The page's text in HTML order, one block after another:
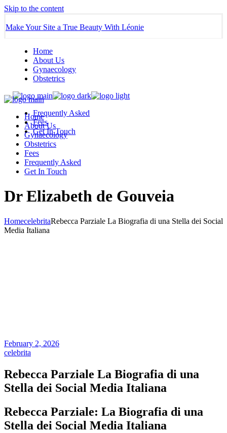
Skip to the content
Make Your Site a True Beauty With Léonie
Home
About Us
Gynaecology
Obstetrics
Frequently Asked
Fees
Get In Touch
Home
About Us
Gynaecology
Obstetrics
Fees
Frequently Asked
Get In Touch
Dr Elizabeth de Gouveia
HomecelebritaRebecca Parziale La Biografia di una Stella dei Social
Media Italiana
February 2, 2026
celebrita
Rebecca Parziale La Biografia di una
Stella dei Social Media Italiana
Rebecca Parziale: La Biografia di una
Stella dei Social Media Italiana